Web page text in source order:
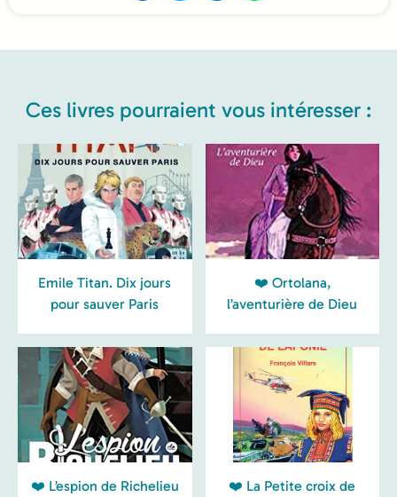
Ces livres pourraient vous intéresser :
Emile Titan. Dix jours
pour sauver Paris
❤️ Ortolana,
l’aventurière de Dieu
❤️ L’espion de Richelieu
❤️ La Petite croix de